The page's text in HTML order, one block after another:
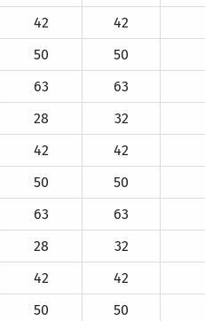
42 42
50 50
63 63
28 32
42 42
50 50
63 63
28 32
42 42
50 50